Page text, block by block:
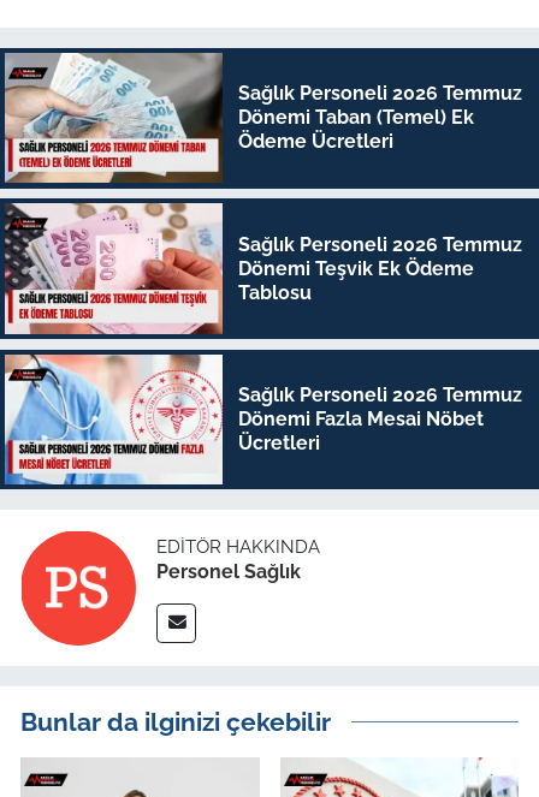
Sağlık Personeli 2026 Temmuz
Dönemi Taban (Temel) Ek
Ödeme Ücretleri
Sağlık Personeli 2026 Temmuz
Dönemi Teşvik Ek Ödeme
Tablosu
Sağlık Personeli 2026 Temmuz
Dönemi Fazla Mesai Nöbet
Ücretleri
EDITÖR HAKKINDA
Personel Sağlık
Bunlar da ilginizi çekebilir